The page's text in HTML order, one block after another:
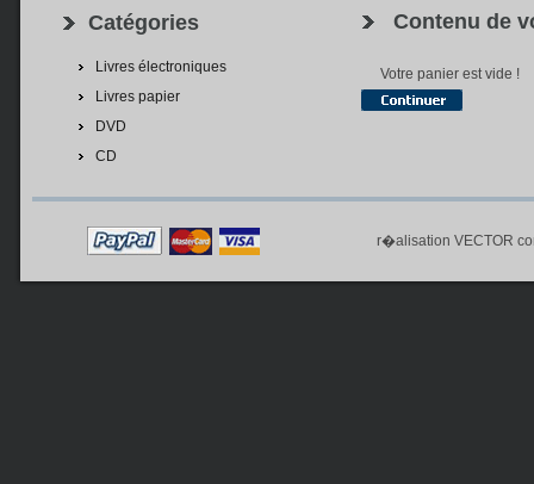
Catégories
Livres électroniques
Livres papier
DVD
CD
Contenu de
Votre panier est vide !
r�alisation VECTOR